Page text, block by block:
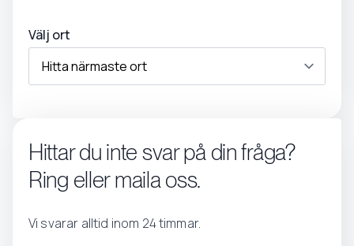
Välj ort
Hittar du inte svar på din fråga?
Ring eller maila oss.
Vi svarar alltid inom 24 timmar.